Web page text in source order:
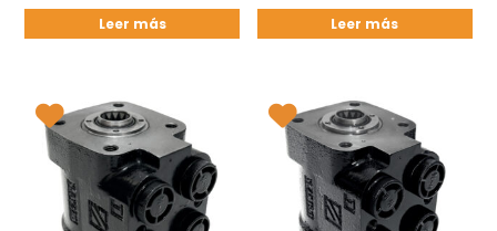
Leer más
Leer más